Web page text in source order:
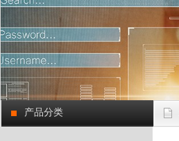
产品分类